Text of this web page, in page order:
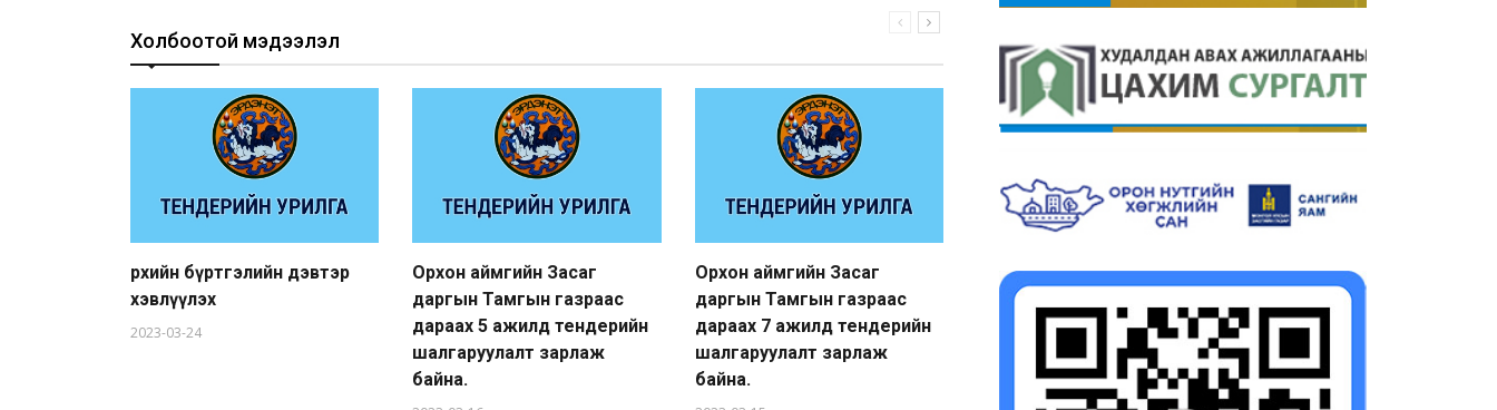
Холбоотой мэдээлэл
Өрхийн бүртгэлийн дэвтэр
хэвлүүлэх
2023-03-24
Орхон аймгийн Засаг
даргын Тамгын газраас
дараах 5 ажилд тендерийн
шалгаруулалт зарлаж
байна.
Орхон аймгийн Засаг
даргын Тамгын газраас
дараах 7 ажилд тендерийн
шалгаруулалт зарлаж
байна.
Уртын гол багт ногоон
байгууламж нэмэгдүүлэх
Тендерийн урилга
2023-03-01